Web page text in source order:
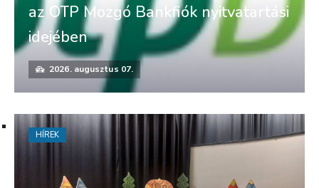
az OTP Mozgó Bankfiók nyitvatartási
idejében
2026. augusztus 07.
HÍREK